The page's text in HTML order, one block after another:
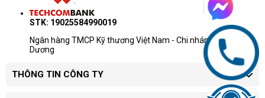
STK: 19025584990019
Ngân hàng TMCP Kỹ thương Việt Nam - Chi nhánh Chương
Dương
THÔNG TIN CÔNG TY